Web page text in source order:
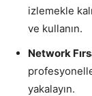
izlemekle
ve kullanın.
Network
yakalayın.